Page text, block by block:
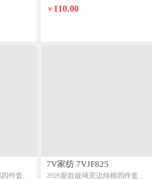
￥ 110.00
2026新款嵌绳宽边纯棉四件套13376全棉小清新喷气宽幅长绒棉被套床单床笠套件花隐
7V家纺 7VJF825
2026新款嵌绳宽边纯棉四件套13376全棉小清新喷气宽幅长绒棉被套床单床笠套件絮棠